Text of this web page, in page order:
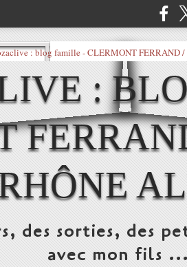
:
des sorties, des
avec mon fils